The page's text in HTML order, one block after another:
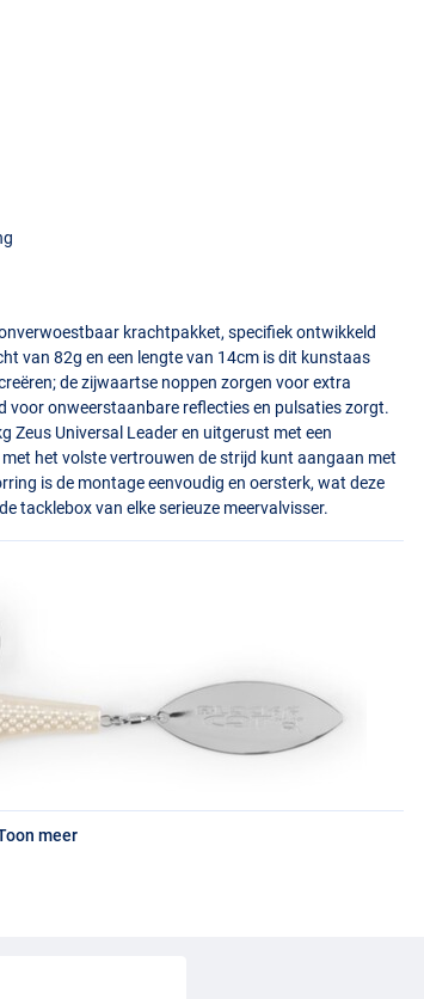
krachtpakket, specifiek ontwikkeld
van 82g en een lengte van 14cm is dit kunstaas
de zijwaartse noppen zorgen voor extra
onweerstaanbare reflecties en pulsaties zorgt.
Zeus Universal Leader en uitgerust met een
het volste vertrouwen de strijd kunt aangaan met
is de montage eenvoudig en oersterk, wat deze
tacklebox van elke serieuze meervalvisser.
meer